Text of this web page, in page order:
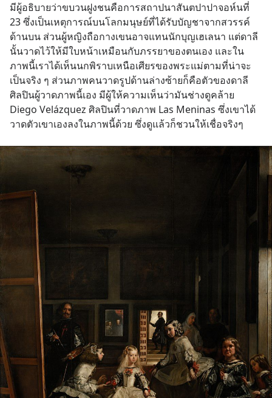
มีผู้อธิบายว่าขบวนฝูงชนคือการสถาปนาสันตปาปาจอห์นที่
23 ซึ่งเป็นเหตุการณ์บนโลกมนุษย์ที่ได้รับบัญชาจากสวรรค์
ด้านบน ส่วนผู้หญิงถือกางเขนอาจแทนนักบุญเฮเลนา แต่ดาลี
นั้นวาดไว้ให้มีใบหน้าเหมือนกับภรรยาของตนเอง และใน
ภาพนี้เราได้เห็นนกพิราบเหนือเศียรของพระแม่ตามที่น่าจะ
เป็นจริง ๆ ส่วนภาพคนวาดรูปด้านล่างซ้ายก็คือตัวของดาลี
ศิลปินผู้วาดภาพนี้เอง มีผู้ให้ความเห็นว่ามันช่างดูคล้าย
Diego Velázquez ศิลปินที่วาดภาพ Las Meninas ซึ่งเขาได้
วาดตัวเขาเองลงในภาพนี้ด้วย ซึ่งดูแล้วก็ชวนให้เชื่อจริงๆ